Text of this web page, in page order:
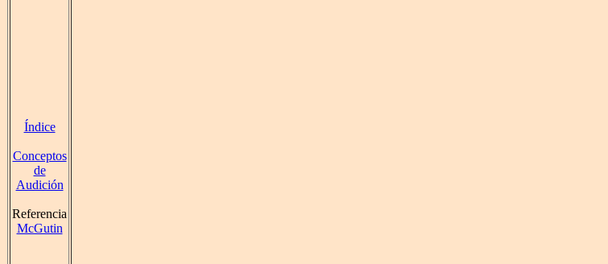
Índice
Conceptos
de
Audición
Referencia
McGutin